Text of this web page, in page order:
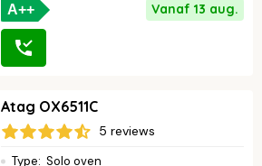
A++ Vanaf 13 aug.
Atag OX6511C
5 reviews
Type: Solo oven